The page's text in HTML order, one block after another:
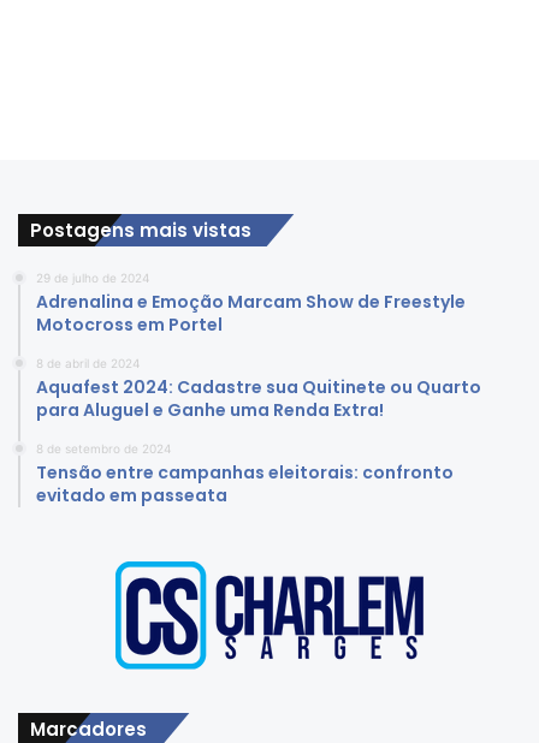
Postagens mais vistas
29 de julho de 2024
Adrenalina e Emoção Marcam Show de Freestyle
Motocross em Portel
8 de abril de 2024
Aquafest 2024: Cadastre sua Quitinete ou Quarto
para Aluguel e Ganhe uma Renda Extra!
8 de setembro de 2024
Tensão entre campanhas eleitorais: confronto
evitado em passeata
Marcadores